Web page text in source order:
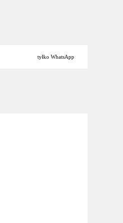
tyłko WhatsApp